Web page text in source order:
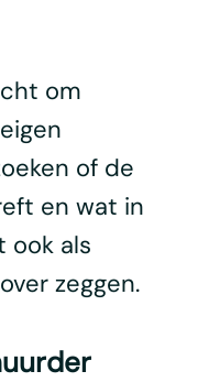
om
of de
en wat in
ook als
zeggen.